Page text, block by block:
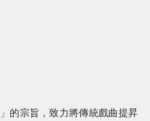
的宗旨，致力將傳統戲曲提昇